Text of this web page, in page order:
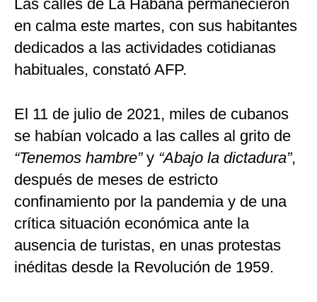
Las calles de La Habana permanecieron
en calma este martes, con sus habitantes
dedicados a las actividades cotidianas
habituales, constató AFP.
El 11 de julio de 2021, miles de cubanos
se habían volcado a las calles al grito de
“Tenemos hambre”y “Abajo la dictadura”,
después de meses de estricto
confinamiento por la pandemia y de una
crítica situación económica ante la
ausencia de turistas, en unas protestas
inéditas desde la Revolución de 1959.